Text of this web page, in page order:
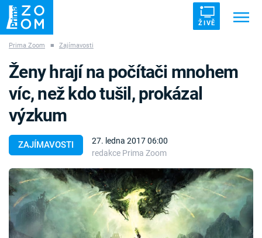
ŽIVĚ
ZÁHADY VETŘELCI DÁVNOVĚKU
Témata
Témata
Pořady
Prima Zoom ■ Zajímavosti
ZAJÍMAVOSTI
27. ledna 2017 06:00
redakce Prima Zoom
Ženy hrají na počítači mnohem
víc, než kdo tušil, prokázal
výzkum